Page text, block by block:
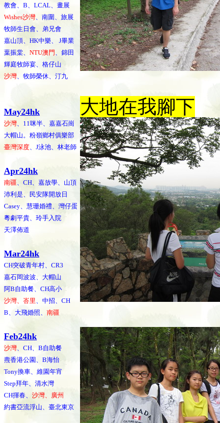
教會、B、LCAL、畫展
Wishes沙灣、南圍、旅展
牧師生日會、弟兄會
嘉山頂、HK中樂、 J畢業
葉振棠、 NTU澳門 、錦田
輝庭牧師宴、格仔山
沙灣、牧師榮休、汀九
May24hk
沙灣、11咪半、嘉嘉石崗
大帽山。粉嶺鄉村俱樂部
臺灣深度、J泳池、林老師
Apr24hk
南疆、CH、嘉放學、山頂
沛利是、民安隊開放日
Casey、慧珊婚禮、灣仔蛋
粵劇平貴、玲手入院
天澤佈道
Mar24hk
CH突破青年村、CR3
嘉石岡波波、大帽山
阿B自助餐、CH高小
沙灣、峇里、中招、CH
B、大飛婚照、 南疆
Feb24hk
沙灣、CH、B自助餐
燾香港公園、B海怡
Tony換車、維園年宵
Step拜年、清水灣
CH揮春、 沙灣、廣州
約書亞流浮山、臺北東京
大地在我腳下